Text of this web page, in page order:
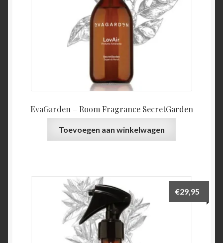
EvaGarden – Room Fragrance SecretGarden
Toevoegen aan winkelwagen
€29,95